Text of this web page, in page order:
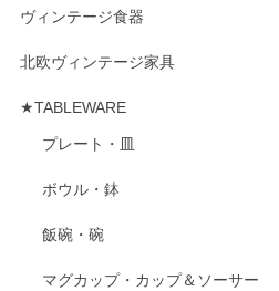
ヴィンテージ食器
北欧ヴィンテージ家具
★TABLEWARE
プレート・皿
ボウル・鉢
飯碗・碗
マグカップ・カップ＆ソーサー